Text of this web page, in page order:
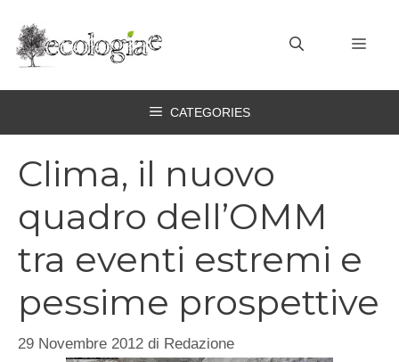
contenuto
CATEGORIES
Clima, il nuovo
quadro dell’OMM
tra eventi estremi e
pessime prospettive
29 Novembre 2012 di Redazione